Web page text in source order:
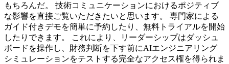
もちろんだ。 技術コミュニケーションにおけるポジティブ
な影響を直接ご覧いただきたいと思います。 専門家による
ガイド付きデモを簡単に予約したり、無料トライアルを開始
したりできます。 これにより、リーダーシップはダッシュ
ボードを操作し、財務判断を下す前にAIエンジニアリング
シミュレーションをテストする完全なアクセス権を得られま